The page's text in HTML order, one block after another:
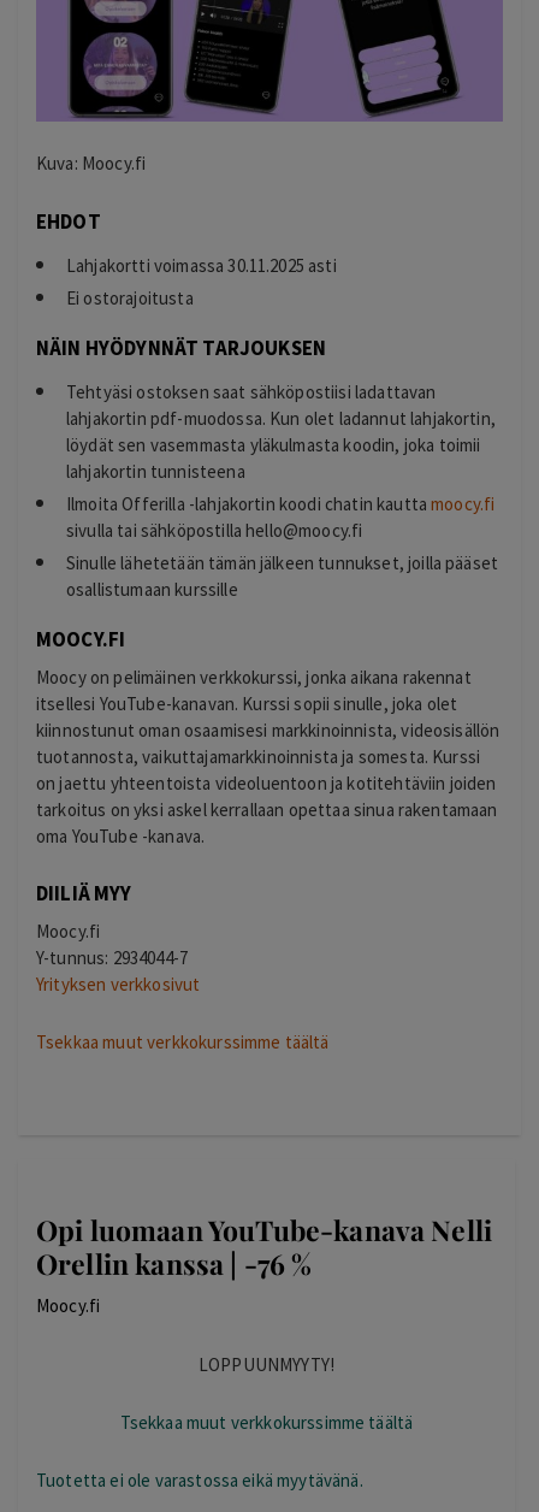
Kuva: Moocy.fi
EHDOT
Lahjakortti voimassa 30.11.2025 asti
Ei ostorajoitusta
NÄIN HYÖDYNNÄT TARJOUKSEN
Tehtyäsi ostoksen saat sähköpostiisi ladattavan
lahjakortin pdf-muodossa. Kun olet ladannut lahjakortin,
löydät sen vasemmasta yläkulmasta koodin, joka toimii
lahjakortin tunnisteena
Ilmoita Offerilla -lahjakortin koodi chatin kauttamoocy.fi
sivulla tai sähköpostillahello@moocy.fi
Sinulle lähetetään tämän jälkeen tunnukset, joilla pääset
osallistumaan kurssille
MOOCY.FI
Moocy on pelimäinen verkkokurssi, jonka aikana rakennat
itsellesi YouTube-kanavan. Kurssi sopii sinulle, joka olet
kiinnostunut oman osaamisesi markkinoinnista, videosisällön
tuotannosta, vaikuttajamarkkinoinnista ja somesta. Kurssi
on jaettu yhteentoista videoluentoon ja kotitehtäviin joiden
tarkoitus on yksi askel kerrallaan opettaa sinua rakentamaan
oma YouTube -kanava.
DIILIÄ MYY
Moocy.fi
Y-tunnus: 2934044-7
Yrityksen verkkosivut
Tsekkaa muut verkkokurssimme täältä
Opi luomaan YouTube-kanava Nelli
Orellin kanssa | -76 %
Moocy.fi
LOPPUUNMYYTY!
Tsekkaa muut verkkokurssimme täältä
Tuotetta ei ole varastossa eikä myytävänä.